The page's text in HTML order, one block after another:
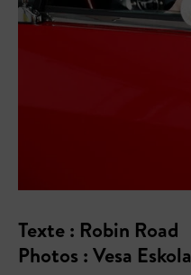
Texte : Robin Road
Photos : Vesa Eskola